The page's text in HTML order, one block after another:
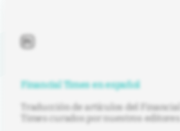
Financial Times en español
Traducción de artículos del Financial
Times curados por nuestros editores.